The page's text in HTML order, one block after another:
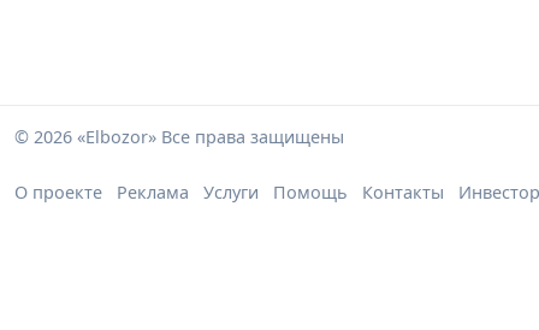
© 2026 «Elbozor» Все права защищены
О проекте Реклама Услуги Помощь Контакты